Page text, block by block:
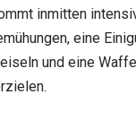
inmitten
eine
und eine